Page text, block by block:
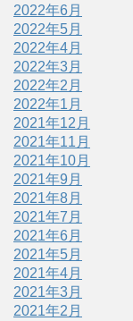
2022年6月
2022年5月
2022年4月
2022年3月
2022年2月
2022年1月
2021年12月
2021年11月
2021年10月
2021年9月
2021年8月
2021年7月
2021年6月
2021年5月
2021年4月
2021年3月
2021年2月